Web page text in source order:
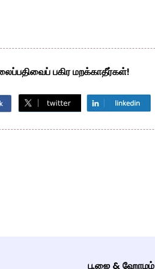
பகிர மறக்காதீர்கள்!
பூஜை & ஹோமம்